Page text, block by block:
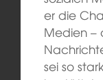
er die
Medien –
sei so